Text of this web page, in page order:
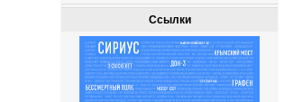
Ссылки